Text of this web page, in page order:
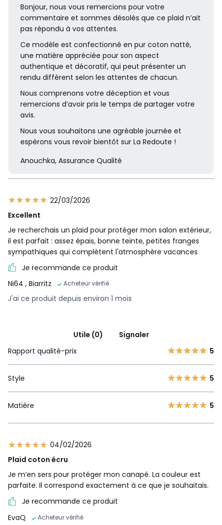
Bonjour, nous vous remercions pour votre
commentaire et sommes désolés que ce plaid n’ait
pas répondu à vos attentes.
Ce modèle est confectionné en pur coton natté,
une matière appréciée pour son aspect
authentique et décoratif, qui peut présenter un
rendu différent selon les attentes de chacun.
Nous comprenons votre déception et vous
remercions d’avoir pris le temps de partager votre
avis.
Nous vous souhaitons une agréable journée et
espérons vous revoir bientôt sur La Redoute !
Anouchka, Assurance Qualité
22/03/2026
Excellent
Je recherchais un plaid pour protéger mon salon extérieur,
il est parfait : assez épais, bonne teinte, petites franges
sympathiques qui complètent l'atmosphère vacances
Je recommande ce produit
Ni64 , Biarritz Acheteur vérifié
J'ai ce produit depuis environ 1 mois
Utile (0)
Signaler
Rapport qualité-prix
5
Style 5
Matière 5
04/02/2026
Plaid coton écru
Je m’en sers pour protéger mon canapé. La couleur est
parfaite. Il correspond exactement à ce que je souhaitais.
Je recommande ce produit
EvaQ
Acheteur vérifié